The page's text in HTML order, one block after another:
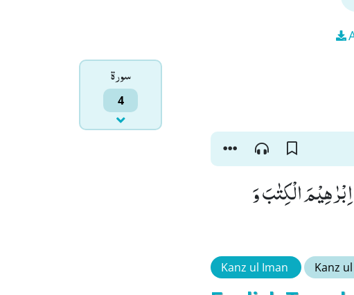
سورۃ
4
الْكِتٰبَ وَ
Kanz ul Iman Kanz